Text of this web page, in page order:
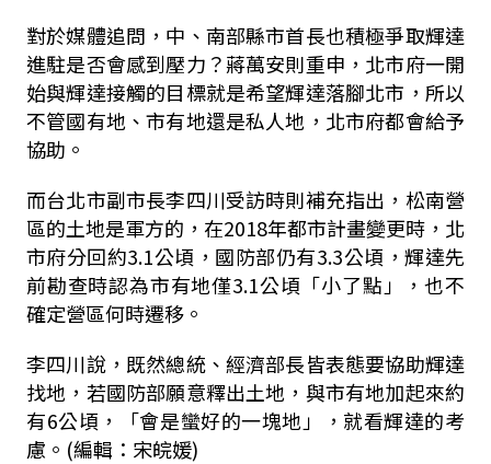
對於媒體追問，中、南部縣市首長也積極爭取輝達
進駐是否會感到壓力？蔣萬安則重申，北市府一開
始與輝達接觸的目標就是希望輝達落腳北市，所以
不管國有地、市有地還是私人地，北市府都會給予
協助。
而台北市副市長李四川受訪時則補充指出，松南營
區的土地是軍方的，在2018年都市計畫變更時，北
市府分回約3.1公頃，國防部仍有3.3公頃，輝達先
前勘查時認為市有地僅3.1公頃「小了點」，也不
確定營區何時遷移。
李四川說，既然總統、經濟部長皆表態要協助輝達
找地，若國防部願意釋出土地，與市有地加起來約
有6公頃，「會是蠻好的一塊地」，就看輝達的考
慮。 (編輯：宋皖媛)